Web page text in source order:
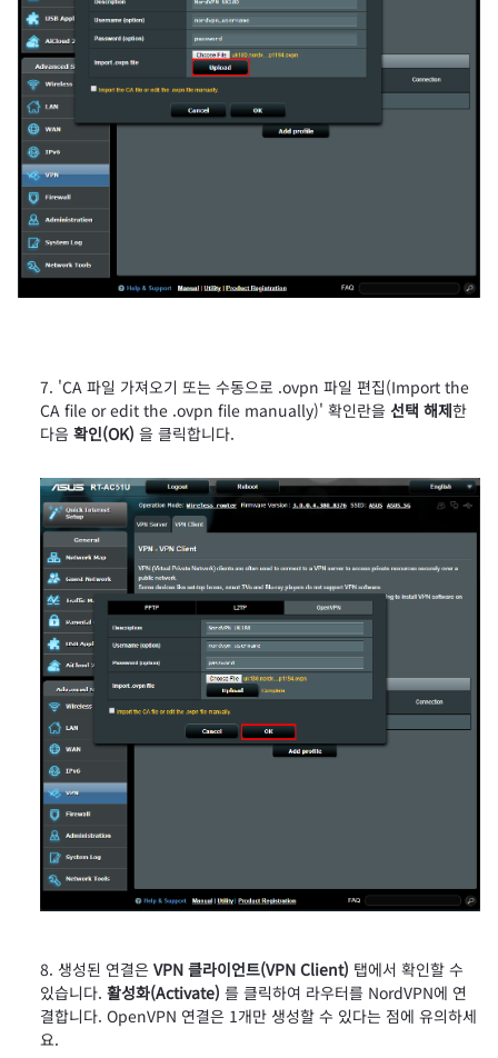
'CA 파일 가져오기 또는 수동으로 .ovpn 파일 편집(Import the
CA file or edit the .ovpn file manually)' 확인란을 선택 해제한
다음 확인(OK) 을 클릭합니다.
생성된 연결은 VPN 클라이언트(VPN Client) 탭에서 확인할 수
있습니다. 활성화(Activate) 를 클릭하여 라우터를 NordVPN에 연
결합니다. OpenVPN 연결은 1개만 생성할 수 있다는 점에 유의하세
요.